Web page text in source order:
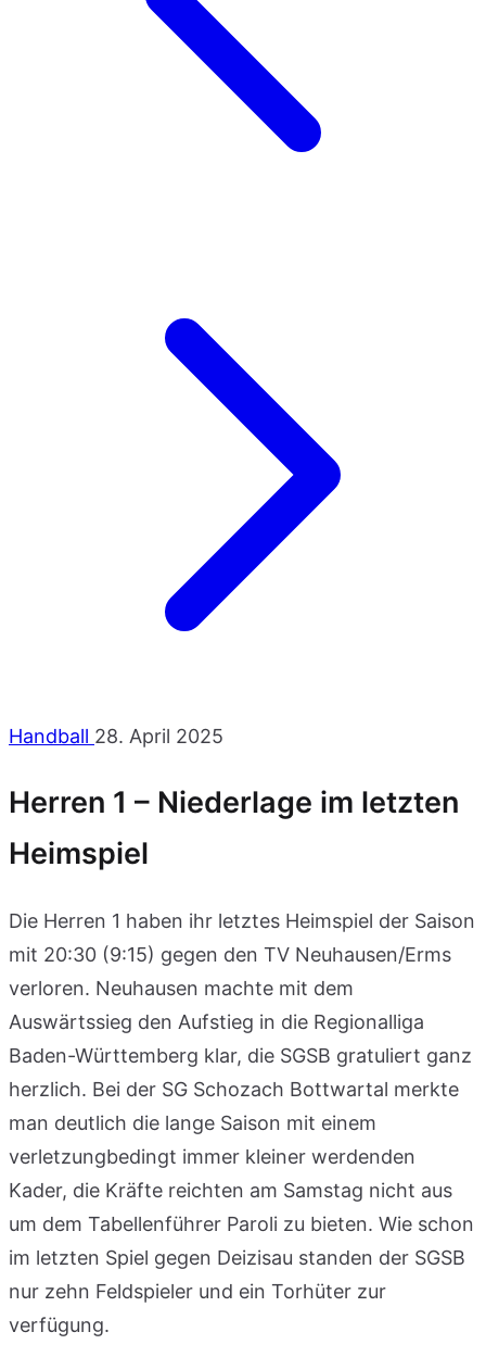
Handball 28. April 2025
Herren 1 – Niederlage im letzten
Heimspiel
Die Herren 1 haben ihr letztes Heimspiel der Saison
mit 20:30 (9:15) gegen den TV Neuhausen/Erms
verloren. Neuhausen machte mit dem
Auswärtssieg den Aufstieg in die Regionalliga
Baden-Württemberg klar, die SGSB gratuliert ganz
herzlich. Bei der SG Schozach Bottwartal merkte
man deutlich die lange Saison mit einem
verletzungbedingt immer kleiner werdenden
Kader, die Kräfte reichten am Samstag nicht aus
um dem Tabellenführer Paroli zu bieten. Wie schon
im letzten Spiel gegen Deizisau standen der SGSB
nur zehn Feldspieler und ein Torhüter zur
verfügung.